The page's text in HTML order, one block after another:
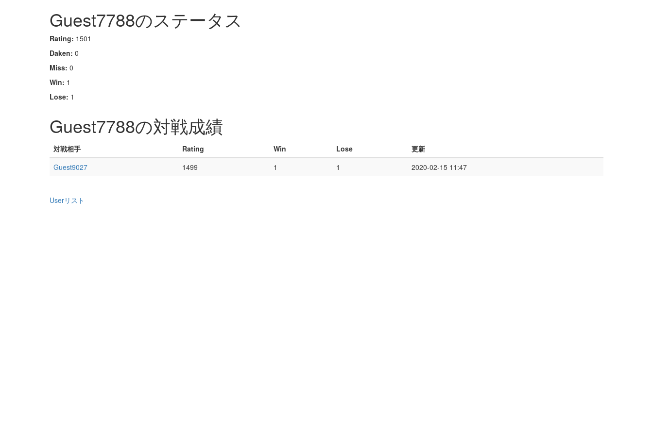
Guest7788のステータス
Rating: 1501
Daken: 0
Miss: 0
Win: 1
Lose: 1
Guest7788の対戦成績
対戦相手 Rating Win Lose
更新
Guest9027
1499 1 1 2020-02-15 11:47
Userリスト